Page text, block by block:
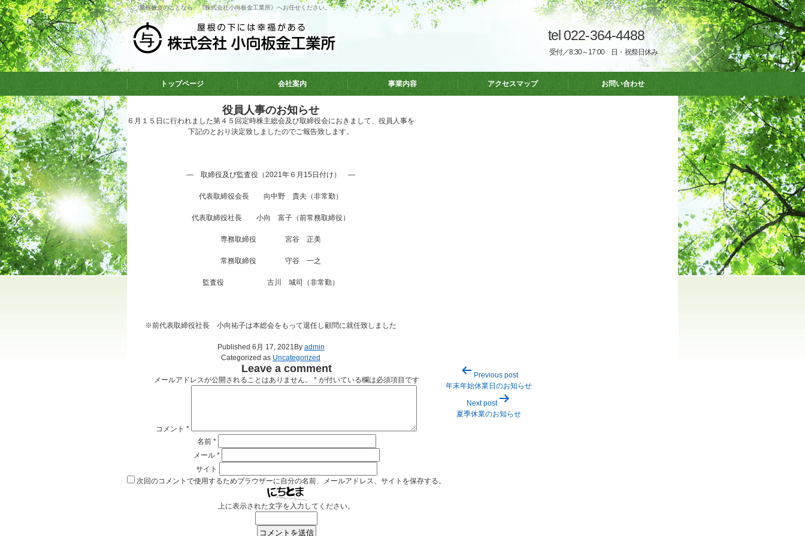
屋根板金のことなら、《株式会社小向板金工業所》へお任せください。
tel 022-364-4488
受付／8:30～17:00 日・祝祭日休み
トップページ 会社案内 事業内容 アクセスマップ お問い合わせ
役員人事のお知らせ
６月１５日に行われました第４５回定時株主総会及び取締役会におきまして、役員人事を
下記のとおり決定致しましたのでご報告致します。
― 取締役及び監査役（2021年６月15日付け） ―
代表取締役会長 向中野 貴夫（非常勤）
代表取締役社長 小向 富子（前常務取締役）
専務取締役 宮谷 正美
常務取締役 守谷 一之
監査役 古川 城司（非常勤）
※前代表取締役社長 小向祐子は本総会をもって退任し顧問に就任致しました
Published 6月 17, 2021 By admin
Categorized as Uncategorized
Leave a comment
メールアドレスが公開されることはありません。 *が付いている欄は必須項目です
コメント *
名前 *
メール *
サイト
次回のコメントで使用するためブラウザーに自分の名前、メールアドレス、サイトを保存する。
上に表示された文字を入力してください。
ナ
Previous post
年末年始休業日のお知らせ
Next post
夏季休業のお知らせ